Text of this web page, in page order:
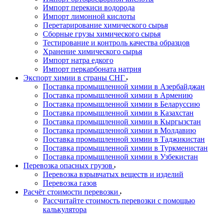
Импорт перекиси водорода
Импорт лимонной кислоты
Перетарирование химического сырья
Сборные грузы химического сырья
Тестирование и контроль качества образцов
Хранение химического сырья
Импорт натра едкого
Импорт перкарбоната натрия
Экспорт химии в страны СНГ
Поставка промышленной химии в Азербайджан
Поставка промышленной химии в Армению
Поставка промышленной химии в Беларуссию
Поставка промышленной химии в Казахстан
Поставка промышленной химии в Кыргызстан
Поставка промышленной химии в Молдавию
Поставка промышленной химии в Таджикистан
Поставка промышленной химии в Туркменистан
Поставка промышленной химии в Узбекистан
Перевозка опасных грузов
Перевозка взрывчатых веществ и изделий
Перевозка газов
Расчёт стоимости перевозки
Рассчитайте стоимость перевозки с помощью
калькулятора